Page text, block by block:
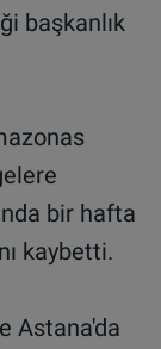
başkanlık
bir hafta
kaybetti.
Astana'da